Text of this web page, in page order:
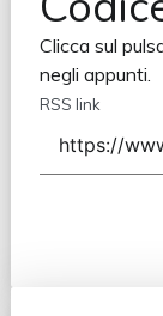
Clicca sul
negli appunti.
RSS link